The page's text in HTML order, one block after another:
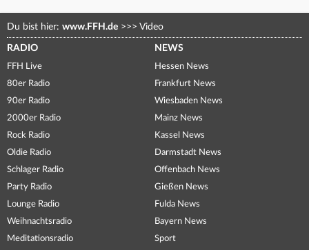
Du bist hier: www.FFH.de >>> Video
RADIO
FFH Live
80er Radio
90er Radio
2000er Radio
Rock Radio
Oldie Radio
Schlager Radio
Party Radio
Lounge Radio
Weihnachtsradio
Meditationsradio
NEWS
Hessen News
Frankfurt News
Wiesbaden News
Mainz News
Kassel News
Darmstadt News
Offenbach News
Gießen News
Fulda News
Bayern News
Sport